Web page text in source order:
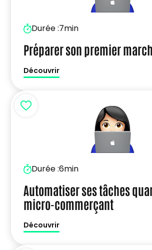
Durée :7min
Préparer son premier
Découvrir
Durée :6min
Automatiser ses tâches
micro-commerçant
Découvrir